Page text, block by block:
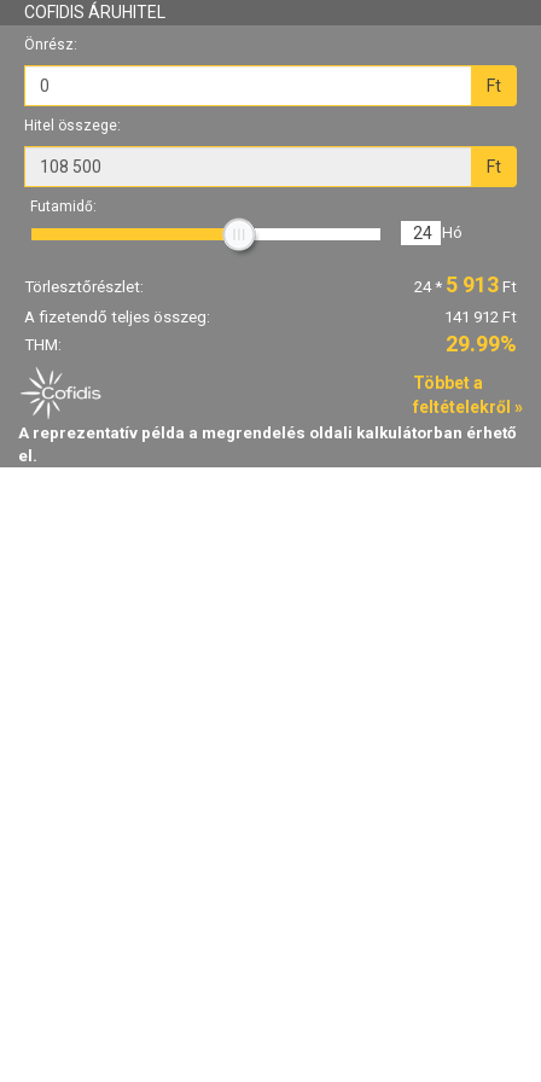
COFIDIS ÁRUHITEL
Önrész:
Ft
Hitel összege:
Ft
Futamidő:
24 Hó
Törlesztőrészlet: 24* 5 913 Ft
A fizetendő teljes összeg:
141 912 Ft
THM:
29.99%
Többet a
feltételekről »
A reprezentatív példa a megrendelés oldali kalkulátorban érhető
el.